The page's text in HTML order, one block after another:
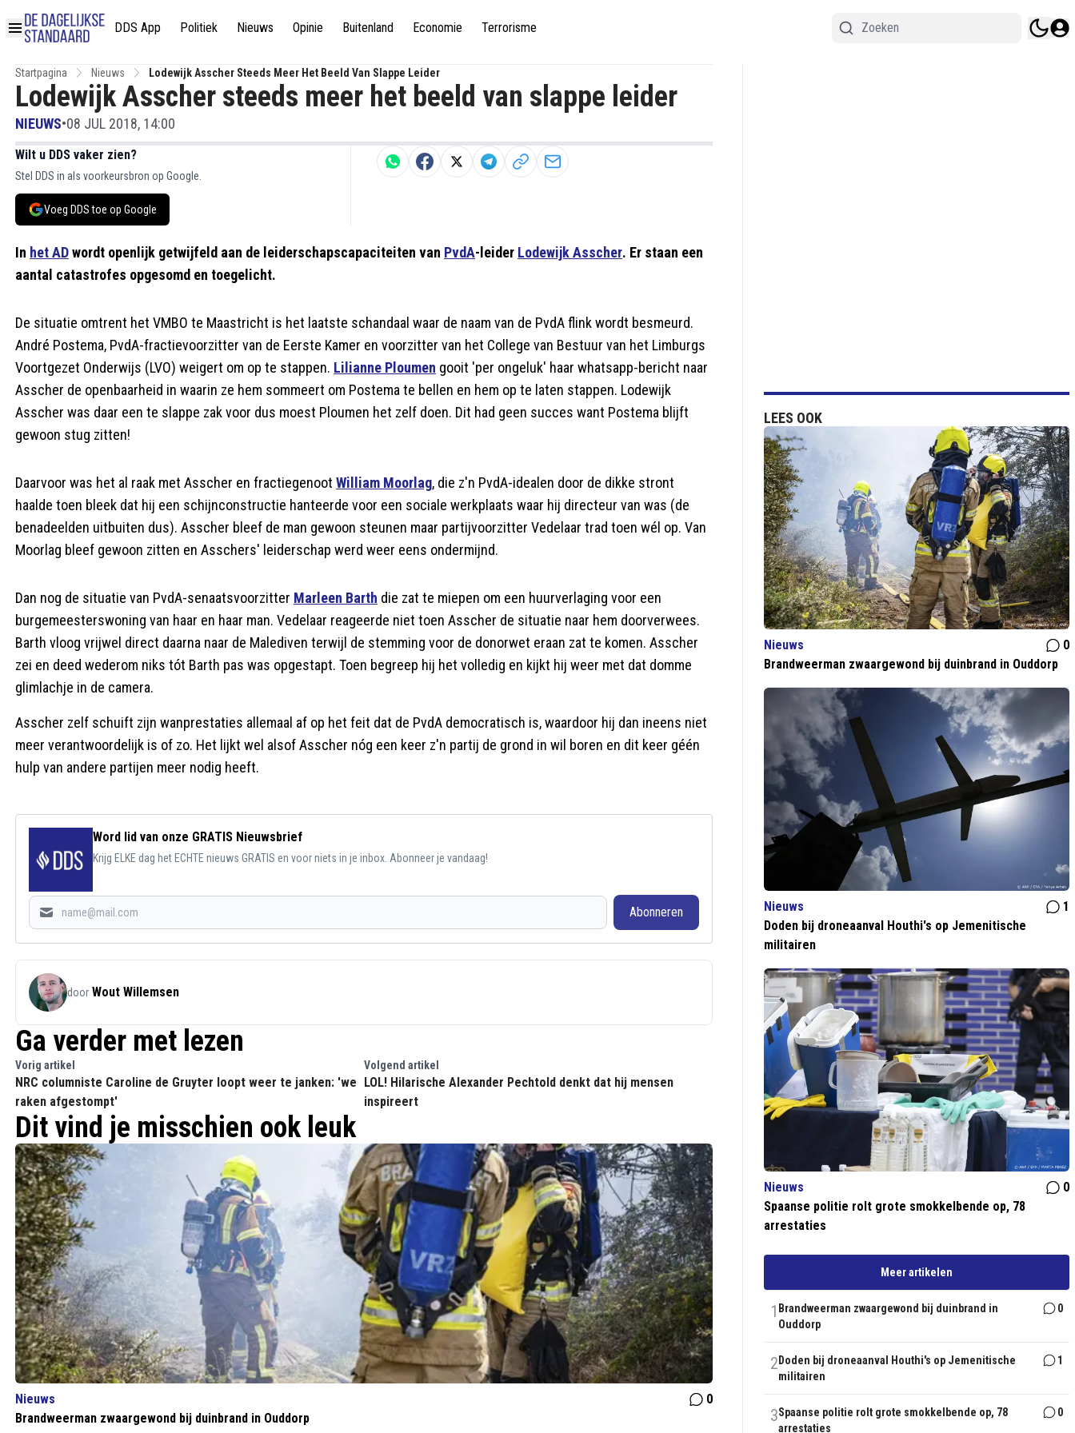
DDS App Politiek Nieuws Opinie Buitenland Economie Terrorisme
Startpagina Nieuws Lodewijk Asscher Steeds Meer Het Beeld Van Slappe Leider
Lodewijk Asscher steeds meer het beeld van slappe leider
NIEUWS•08 JUL 2018, 14:00
Wilt u DDS vaker zien?
Stel DDS in als voorkeursbron op Google.
Voeg DDS toe op Google
In het ADwordt openlijk getwijfeld aan de leiderschapscapaciteiten van PvdA-leider Lodewijk Asscher. Er staan een
aantal catastrofes opgesomd en toegelicht.
De situatie omtrent het VMBO te Maastricht is het laatste schandaal waar de naam van de PvdA flink wordt besmeurd.
André Postema, PvdA-fractievoorzitter van de Eerste Kamer en voorzitter van het College van Bestuur van het Limburgs
Voortgezet Onderwijs (LVO) weigert om op te stappen. Lilianne Ploumen gooit 'per ongeluk' haar whatsapp-bericht naar
Asscher de openbaarheid in waarin ze hem sommeert om Postema te bellen en hem op te laten stappen. Lodewijk
Asscher was daar een te slappe zak voor dus moest Ploumen het zelf doen. Dit had geen succes want Postema blijft
gewoon stug zitten!
Daarvoor was het al raak met Asscher en fractiegenoot William Moorlag, die z'n PvdA-idealen door de dikke stront
haalde toen bleek dat hij een schijnconstructie hanteerde voor een sociale werkplaats waar hij directeur van was (de
benadeelden uitbuiten dus). Asscher bleef de man gewoon steunen maar partijvoorzitter Vedelaar trad toen wél op. Van
Moorlag bleef gewoon zitten en Asschers' leiderschap werd weer eens ondermijnd.
Dan nog de situatie van PvdA-senaatsvoorzitter Marleen Barth die zat te miepen om een huurverlaging voor een
burgemeesterswoning van haar en haar man. Vedelaar reageerde niet toen Asscher de situatie naar hem doorverwees.
Barth vloog vrijwel direct daarna naar de Malediven terwijl de stemming voor de donorwet eraan zat te komen. Asscher
zei en deed wederom niks tót Barth pas was opgestapt. Toen begreep hij het volledig en kijkt hij weer met dat domme
glimlachje in de camera.
Asscher zelf schuift zijn wanprestaties allemaal af op het feit dat de PvdA democratisch is, waardoor hij dan ineens niet
meer verantwoordelijk is of zo. Het lijkt wel alsof Asscher nóg een keer z'n partij de grond in wil boren en dit keer géén
hulp van andere partijen meer nodig heeft.
Word lid van onze GRATIS Nieuwsbrief
Krijg ELKE dag het ECHTE nieuws GRATIS en voor niets in je inbox. Abonneer je vandaag!
Abonneren
door Wout Willemsen
Ga verder met lezen
Vorig artikel
NRC columniste Caroline de Gruyter loopt weer te janken: 'we
raken afgestompt'
Volgend artikel
LOL! Hilarische Alexander Pechtold denkt dat hij mensen
inspireert
Dit vind je misschien ook leuk
Nieuws
0
Brandweerman zwaargewond bij duinbrand in Ouddorp
LEES OOK
Nieuws
0
Brandweerman zwaargewond bij duinbrand in Ouddorp
Nieuws
1
Doden bij droneaanval Houthi's op Jemenitische
militairen
Nieuws
0
Spaanse politie rolt grote smokkelbende op, 78
arrestaties
Meer artikelen
1 Brandweerman zwaargewond bij duinbrand in
Ouddorp
0
2 Doden bij droneaanval Houthi's op Jemenitische
militairen
1
3Spaanse politie rolt grote smokkelbende op, 78
arrestaties
0